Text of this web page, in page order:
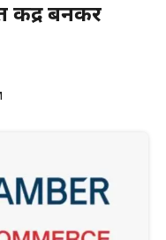
केंद्र बनकर